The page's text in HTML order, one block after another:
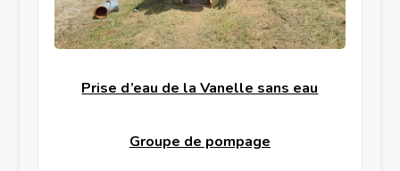
Prise d’eau de la Vanelle sans eau
Groupe de pompage